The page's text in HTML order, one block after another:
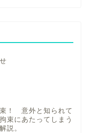
！ 意外と知られて
束にあたってしまう
説。